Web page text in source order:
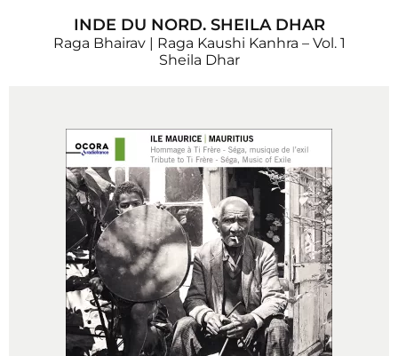
INDE DU NORD. SHEILA DHAR
Raga Bhairav | Raga Kaushi Kanhra – Vol. 1
Sheila Dhar